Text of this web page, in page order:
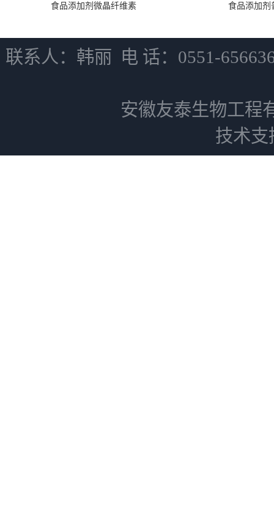
食品添加剂微晶纤维素 食品添加剂
联系人：韩丽 电 话：0551-
安徽友泰生物工程
技术